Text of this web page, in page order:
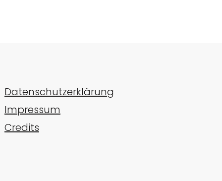
Datenschutzerklärung
Impressum
Credits